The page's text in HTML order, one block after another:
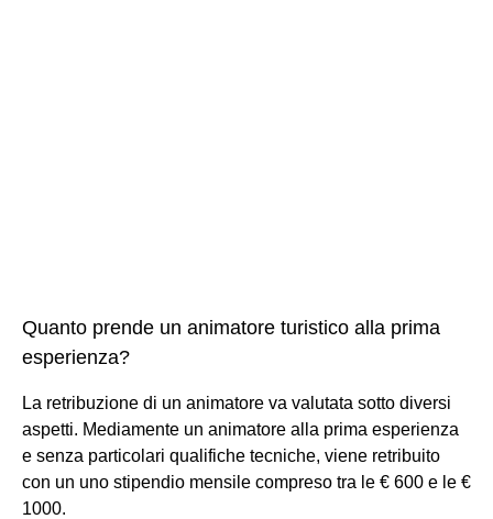
Quanto prende un animatore turistico alla prima
esperienza?
La retribuzione di un animatore va valutata sotto diversi
aspetti. Mediamente un animatore alla prima esperienza
e senza particolari qualifiche tecniche, viene retribuito
con un uno stipendio mensile compreso tra le € 600 e le €
1000.